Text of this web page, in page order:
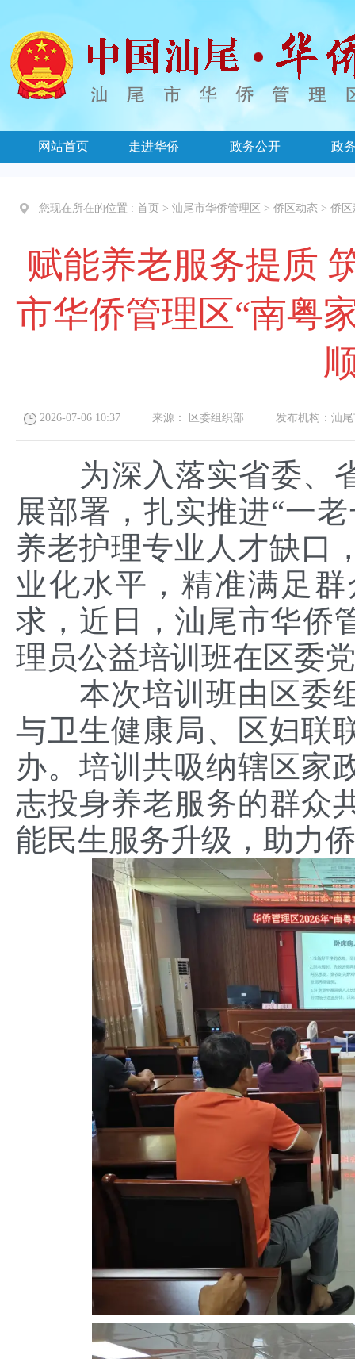
网站首页 走进华侨 政务公开 政
您现在所在的位置 : 首页 > 汕尾市华侨管理区 > 侨区动态 > 侨区
赋能养老服务提质
市华侨管理区“南粤
2026-07-06 10:37 来源： 区委组织部 发布机构： 汕
为深入落实省委、
展部署，扎实推进“一
养老护理专业人才缺口
业化水平，精准满足
求，近日，汕尾市华侨
理员公益培训班在区委
本次培训班由区委
与卫生健康局、区妇联
办。培训共吸纳辖区家
志投身养老服务的群众
能民生服务升级，助力